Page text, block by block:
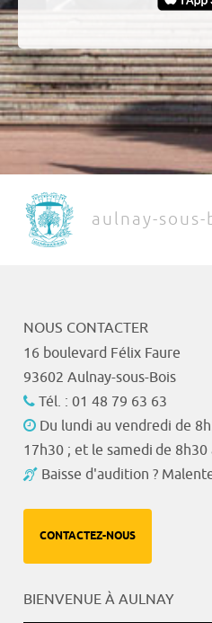
aulnay-
NOUS CONTACTER
16 boulevard Félix Faure
93602 Aulnay-sous-Bois
Tél. : 01 48 79 63 63
Du lundi au vendredi de
17h30 ; et le samedi de 8h30
Baisse d'audition ?
CONTACTEZ-NOUS
BIENVENUE À AULNAY